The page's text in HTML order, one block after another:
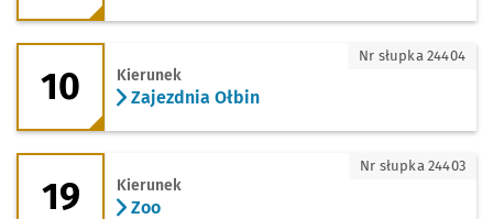
10 - kierunek Zajezdnia Ołbin
10 Kierunek
Zajezdnia Ołbin
Nr słupka 24404
19 - kierunek Zoo
19 Kierunek
Zoo
Nr słupka 24403